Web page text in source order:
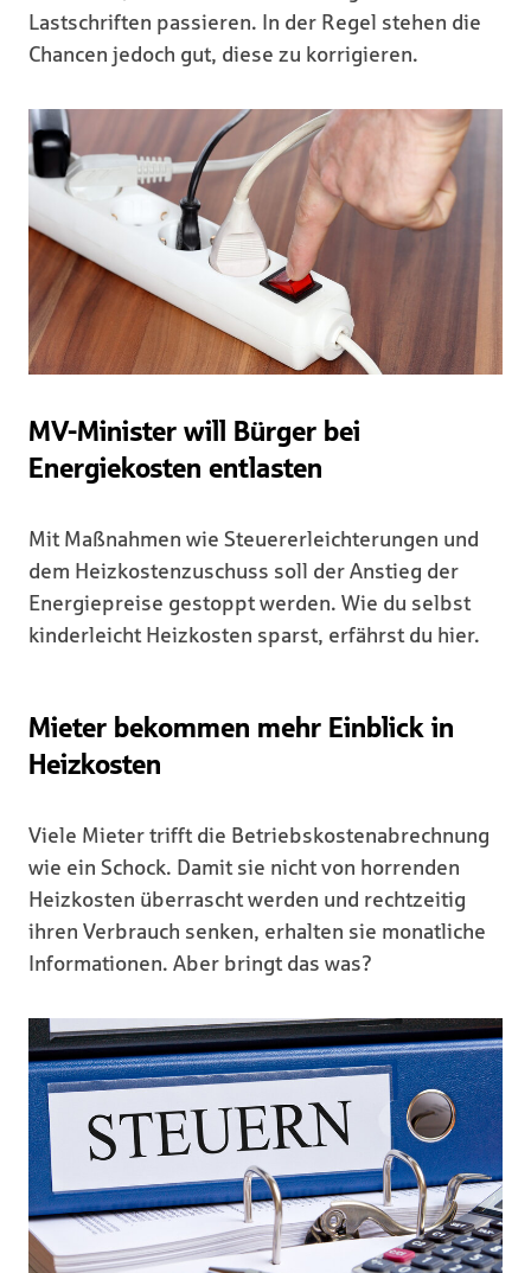
Lastschriften passieren. In der Regel stehen die
Chancen jedoch gut, diese zu korrigieren.
MV-Minister will Bürger bei
Energiekosten entlasten
Mit Maßnahmen wie Steuererleichterungen und
dem Heizkostenzuschuss soll der Anstieg der
Energiepreise gestoppt werden. Wie du selbst
kinderleicht Heizkosten sparst, erfährst du hier.
Mieter bekommen mehr Einblick in
Heizkosten
Viele Mieter trifft die Betriebskostenabrechnung
wie ein Schock. Damit sie nicht von horrenden
Heizkosten überrascht werden und rechtzeitig
ihren Verbrauch senken, erhalten sie monatliche
Informationen. Aber bringt das was?